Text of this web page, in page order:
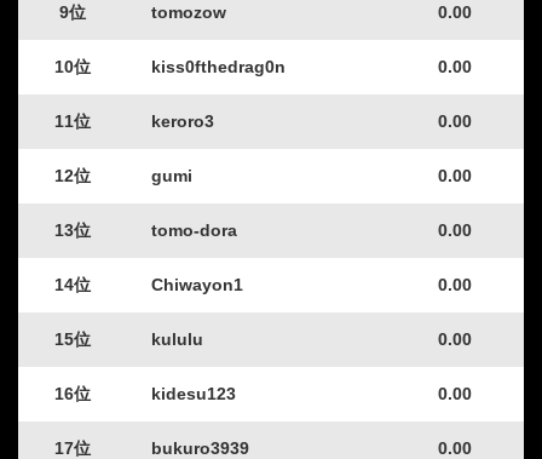
9位 tomozow 0.00
10位 kiss0fthedrag0n 0.00
11位 keroro3 0.00
12位 gumi 0.00
13位 tomo-dora 0.00
14位 Chiwayon1 0.00
15位 kululu 0.00
16位 kidesu123 0.00
17位 bukuro3939 0.00